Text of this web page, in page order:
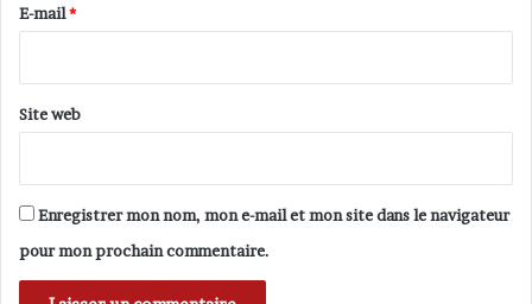
u
d
s
i
s
m
q
u
e
E-mail*
Site web
Enregistrer mon nom, mon e-mail et mon site dans le navigateur
pour mon prochain commentaire.